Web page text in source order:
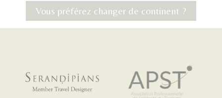
Vous préférez changer de continent ?